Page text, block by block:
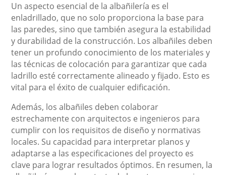
Un aspecto esencial de la albañilería es el
enladrillado, que no solo proporciona la base para
las paredes, sino que también asegura la estabilidad
y durabilidad de la construcción. Los albañiles deben
tener un profundo conocimiento de los materiales y
las técnicas de colocación para garantizar que cada
ladrillo esté correctamente alineado y fijado. Esto es
vital para el éxito de cualquier edificación.
Además, los albañiles deben colaborar
estrechamente con arquitectos e ingenieros para
cumplir con los requisitos de diseño y normativas
locales. Su capacidad para interpretar planos y
adaptarse a las especificaciones del proyecto es
clave para lograr resultados óptimos. En resumen, la